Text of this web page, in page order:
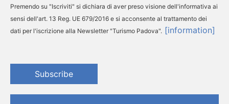
Premendo su "Iscriviti" si dichiara di aver preso visione dell'informativa ai
sensi dell'art. 13 Reg. UE 679/2016 e si acconsente al trattamento dei
dati per l'iscrizione alla Newsletter "Turismo Padova". [information]
Subscribe